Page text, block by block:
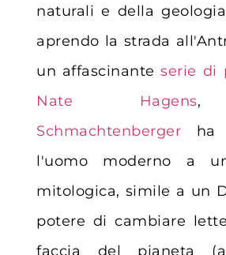
naturali e della
aprendo la strada
un affascinanteserie di
Nate Hagens
Schmachtenberger ha
l'uomo moderno a
mitologica, simile a un
potere di cambiare
faccia del pianeta